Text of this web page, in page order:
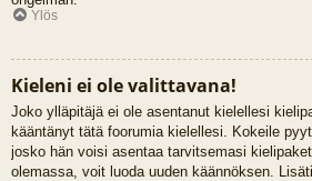
Ylös
Kieleni ei ole valittavana!
Joko ylläpitäjä ei ole asentanut kielellesi
kääntänyt tätä foorumia kielellesi. Kokeile
josko hän voisi asentaa tarvitsemasi
olemassa, voit luoda uuden käännöksen.